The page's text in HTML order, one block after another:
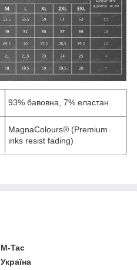
93% бавовна, 7% еластан
MagnaColours® (Premium
inks resist fading)
M-Tac
Україна